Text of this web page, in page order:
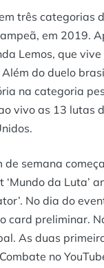
três categorias
em 2019.
Lemos, que
do duelo
na categoria
vivo as 13 lutas
semana
da Luta’
No dia do
card preliminar.
As duas
no